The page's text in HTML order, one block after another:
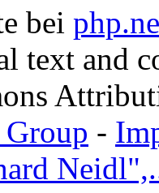
bei
text and
-